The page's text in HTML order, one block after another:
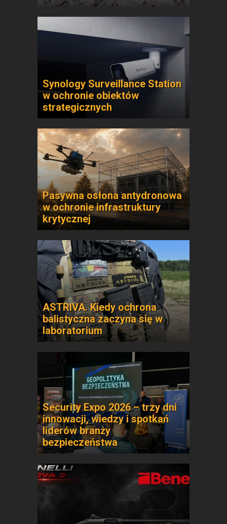
Synology Surveillance Station
w ochronie obiektów
strategicznych
Pasywna osłona antydronowa
w ochronie infrastruktury
krytycznej
ASTRIVA. Kiedy ochrona
balistyczna zaczyna się w
laboratorium
Security Expo 2026 – trzy dni
innowacji, wiedzy i spotkań
liderów branży
bezpieczeństwa